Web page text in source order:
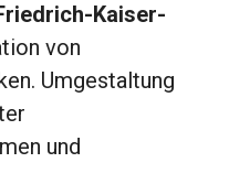
Kaiser-
von
Umgestaltung
und